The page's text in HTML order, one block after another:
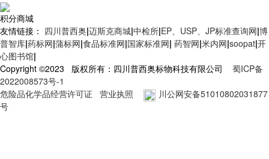
积分商城
友情链接： 四川普西奥|迈斯克商城|中检所|EP、USP、JP标准查询网|博
普智库|药标网|蒲标网|食品标准网|国家标准网| 药智网|米内网|soopat|开
心图书馆|
Copyright ©2023 版权所有：四川普西奥标物科技有限公司 蜀ICP备
2022008573号-1
危险品化学品经营许可证
营业执照
川公网安备51010802031877
号